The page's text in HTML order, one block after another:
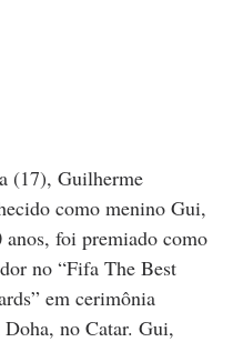
(17), Guilherme
como menino Gui,
anos, foi premiado como
no “Fifa The Best
em cerimônia
no Catar. Gui,